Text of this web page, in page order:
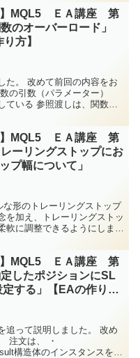
】MQL5 ＥＡ講座 第
のオーバーロード」
り方】
。 改めて前回の内容をお
の引数（パラメーター）
いる 参照渡しは、関数に
】MQL5 ＥＡ講座 第
ーリングストップにお
プ幅について」
形のトレーリングストップ
を加え、トレーリングストッ
に調整できるようにしまし
】MQL5 ＥＡ講座 第
したポジションにSL
定する」【EAの作り
って説明しました。 改め
注文は、 ・
構造体のインスタンスを宣